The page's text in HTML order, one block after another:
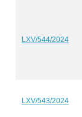
LXV/544/2024
LXV/543/2024